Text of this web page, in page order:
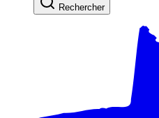
Rechercher